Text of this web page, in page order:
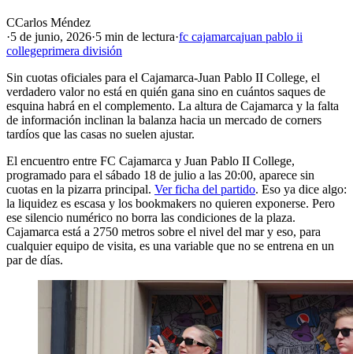
CCarlos Méndez
·5 de junio, 2026·5 min de lectura·fc cajamarcajuan pablo ii
collegeprimera división
Sin cuotas oficiales para el Cajamarca-Juan Pablo II College, el
verdadero valor no está en quién gana sino en cuántos saques de
esquina habrá en el complemento. La altura de Cajamarca y la falta
de información inclinan la balanza hacia un mercado de corners
tardíos que las casas no suelen ajustar.
El encuentro entre FC Cajamarca y Juan Pablo II College,
programado para el sábado 18 de julio a las 20:00, aparece sin
cuotas en la pizarra principal. Ver ficha del partido. Eso ya dice algo:
la liquidez es escasa y los bookmakers no quieren exponerse. Pero
ese silencio numérico no borra las condiciones de la plaza.
Cajamarca está a 2750 metros sobre el nivel del mar y eso, para
cualquier equipo de visita, es una variable que no se entrena en un
par de días.